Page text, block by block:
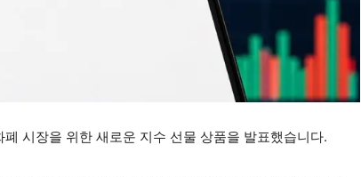
시장을 위한 새로운 지수 선물 상품을 발표했습니다.